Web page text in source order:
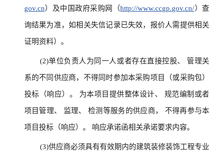
gov.cn）及中国政府采购网（http://www.ccgp.gov.cn/）查
询结果为准，如相关失信记录已失效，报价人需提供相关
证明资料）。
(2)单位负责人为同一人或者存在直接控股、 管理关
系的不同供应商，不得同时参加本采购项目（或采购包）
投标（响应）。 为本项目提供整体设计、 规范编制或者
项目管理、 监理、 检测等服务的供应商， 不得再参与本
项目投标（响应）。 响应承诺函相关承诺要求内容。
(3)供应商必须具有有效期内的建筑装修装饰工程专业